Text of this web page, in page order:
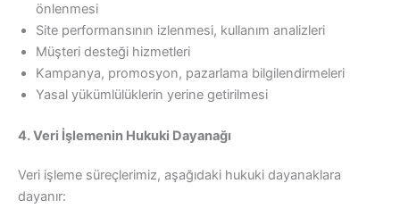
önlenmesi
Site performansının izlenmesi, kullanım analizleri
Müşteri desteği hizmetleri
Kampanya, promosyon, pazarlama bilgilendirmeleri
Yasal yükümlülüklerin yerine getirilmesi
4. Veri İşlemenin Hukuki Dayanağı
Veri işleme süreçlerimiz, aşağıdaki hukuki dayanaklara
dayanır: